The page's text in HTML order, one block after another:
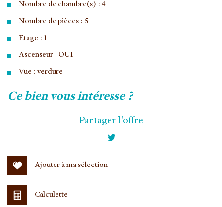
Nombre de chambre(s) : 4
Nombre de pièces : 5
Etage : 1
Ascenseur : OUI
Vue : verdure
la ville de vélizy-villacoublay (78140)
ce bien vous intéresse ?
Partager l'offre
Ajouter à ma sélection
Calculette